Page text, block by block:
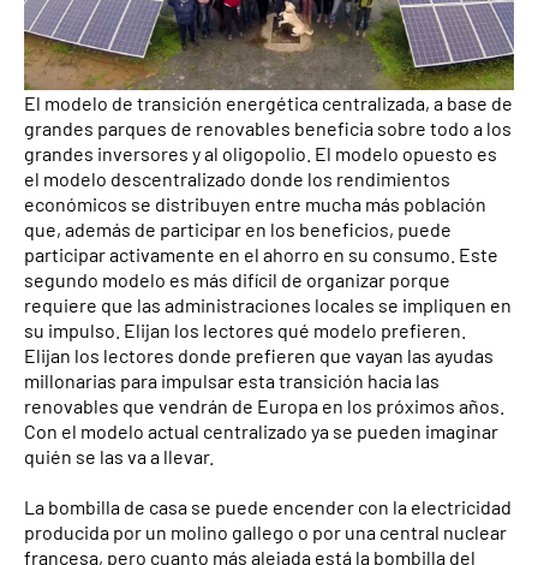
El modelo de transición energética centralizada, a base de
grandes parques de renovables beneficia sobre todo a los
grandes inversores y al oligopolio. El modelo opuesto es
el modelo descentralizado donde los rendimientos
económicos se distribuyen entre mucha más población
que, además de participar en los beneficios, puede
participar activamente en el ahorro en su consumo. Este
segundo modelo es más difícil de organizar porque
requiere que las administraciones locales se impliquen en
su impulso. Elijan los lectores qué modelo prefieren.
Elijan los lectores donde prefieren que vayan las ayudas
millonarias para impulsar esta transición hacia las
renovables que vendrán de Europa en los próximos años.
Con el modelo actual centralizado ya se pueden imaginar
quién se las va a llevar.
La bombilla de casa se puede encender con la electricidad
producida por un molino gallego o por una central nuclear
francesa, pero cuanto más alejada está la bombilla del